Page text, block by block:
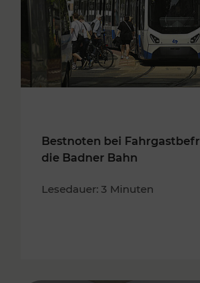
Bestnoten bei
die Badner Bahn
Lesedauer: 3 Minuten